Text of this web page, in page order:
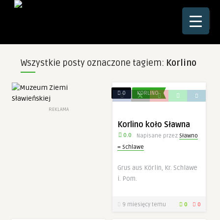
☰
Wszystkie posty oznaczone tagiem: Korlino
REKLAMA
0 KORLINO
Korlino koło Sławna
0.0 Napisane przez Sławno
= Schlawe
Grus aus Körlin, Kr. Schlawe
i. Pom.
9 miesięcy temu 0 0